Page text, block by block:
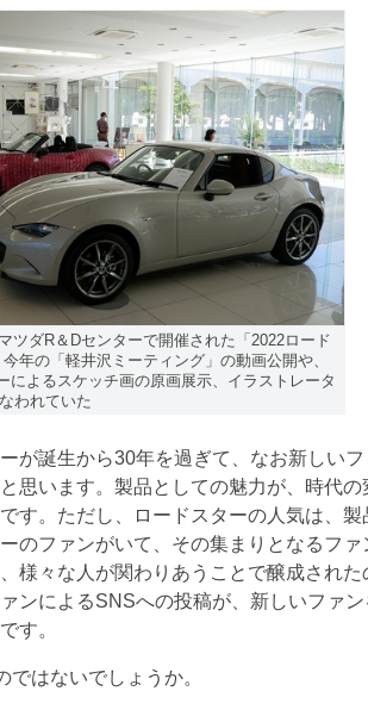
ツダR＆Dセンターで開催された「2022ロード
年の「軽井沢ミーティング」の動画公開や、
によるスケッチ画の原画展示、イラストレータ
われていた
が誕生から30年を過ぎて、なお新しいフ
思います。製品としての魅力が、時代の
す。ただし、ロードスターの人気は、
のファンがいて、その集まりとなるファ
様々な人が関わりあうことで醸成された
ンによるSNSへの投稿が、新しいファ
す。
はないでしょうか。